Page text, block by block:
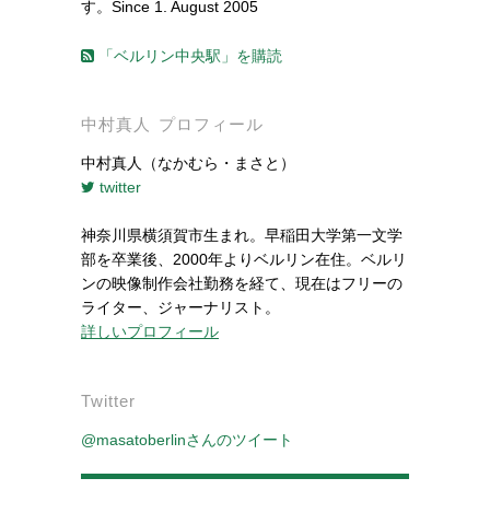
す。Since 1. August 2005
「ベルリン中央駅」を購読
中村真人 プロフィール
中村真人（なかむら・まさと）
twitter
神奈川県横須賀市生まれ。早稲田大学第一文学
部を卒業後、2000年よりベルリン在住。ベルリ
ンの映像制作会社勤務を経て、現在はフリーの
ライター、ジャーナリスト。
詳しいプロフィール
Twitter
@masatoberlinさんのツイート